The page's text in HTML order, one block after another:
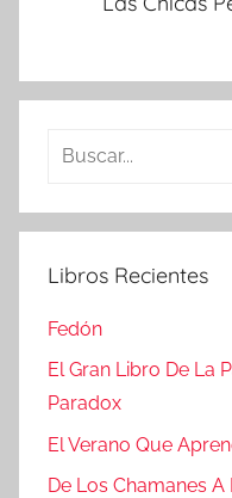
Buscar:
Libros Recientes
Fedón
El Gran Libro De La
Paradox
El Verano Que
De Los Chamanes A